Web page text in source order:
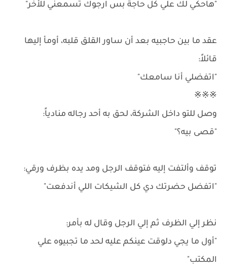
"هاحكي لك علي كل حاجة بس ارجوك تسمعني للأخر"
عقد ما بين حاجبيه بعد أن ساور القلق قلبه، أومأ إليها
قائلاً:
"اتفضلي أنا سامعك"
※※※
وصل للتو داخل الشركة، لحق به أحد رجاله منادياً:
"قصى بيه؟"
توقف وألتفت إليه فتوقف الرجل ومد يده بظرف ورقي:
"اتفضل حضرتك دي كل الشيكات اللي أندفعت"
نظر إلي الظرف ثم إلي الرجل وقال له بأمر:
"أول ما يجي دلوقت عينكم عليه لحد ما تجبيوه علي
المكتب"